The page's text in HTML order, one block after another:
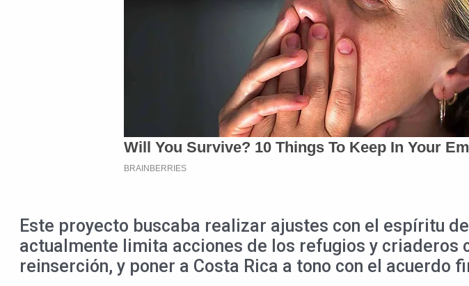
Este proyecto buscaba realizar ajustes con el espíritu
actualmente limita acciones de los refugios y
reinserción, y poner a Costa Rica a tono con el acuerdo